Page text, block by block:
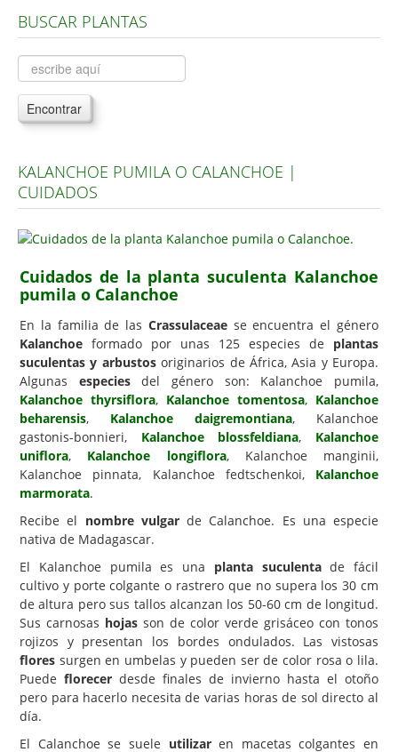
Árboles, Cicas y Palmeras de la G a la Z
Plantas Anuales y Perennes
Plantas Bulbosas y Acuáticas
Plantas de Interior
Plantas Aromáticas y de Huerto
Plantas Carnívoras y Orquídeas
Consejos
Hemisferio Norte
Hemisferio Sur
Enfermedades
Animales
Hongos
Carencias
Fotos
Flores y Plantas
Árboles y Palmeras
Arbustos y Trepadoras
Cactus y Suculentas
BUSCAR PLANTAS
Encontrar
KALANCHOE PUMILA O CALANCHOE |
CUIDADOS
Cuidados de la planta suculenta Kalanchoe
pumila o Calanchoe
En la familia de las Crassulaceaese encuentra el género
Kalanchoe formado por unas 125 especies de plantas
suculentas y arbustosoriginarios de África, Asia y Europa.
Algunas especiesdel género son: Kalanchoe pumila,
Kalanchoe thyrsiflora, Kalanchoe tomentosa, Kalanchoe
beharensis, Kalanchoe daigremontiana, Kalanchoe
gastonis-bonnieri, Kalanchoe blossfeldiana, Kalanchoe
uniflora, Kalanchoe longiflora, Kalanchoe manginii,
Kalanchoe pinnata, Kalanchoe fedtschenkoi, Kalanchoe
marmorata.
Recibe el nombre vulgarde Calanchoe. Es una especie
nativa de Madagascar.
El Kalanchoe pumila es una planta suculentade fácil
cultivo y porte colgante o rastrero que no supera los 30 cm
de altura pero sus tallos alcanzan los 50-60 cm de longitud.
Sus carnosas hojas son de color verde grisáceo con tonos
rojizos y presentan los bordes ondulados. Las vistosas
flores surgen en umbelas y pueden ser de color rosa o lila.
Puede florecer desde finales de invierno hasta el otoño
pero para hacerlo necesita de varias horas de sol directo al
día.
El Calanchoe se suele utilizaren macetas colgantes en